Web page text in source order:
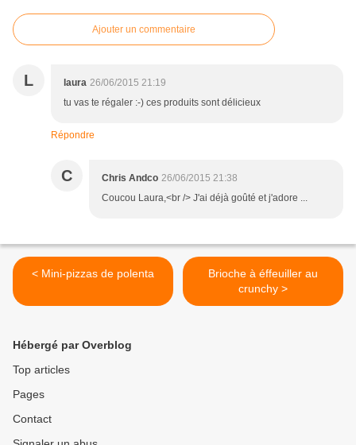
Ajouter un commentaire
L laura 26/06/2015 21:19
tu vas te régaler :-) ces produits sont délicieux
Répondre
C Chris Andco 26/06/2015 21:38
Coucou Laura,<br /> J'ai déjà goûté et j'adore ...
< Mini-pizzas de polenta
Brioche à éffeuiller au
crunchy >
Hébergé par Overblog
Top articles
Pages
Contact